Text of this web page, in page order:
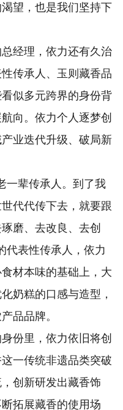
望，也是我们坚持下
经理，依力还有久治
传承人、玉则藏香品
似多元跨界的身份背
向。依力个人逐梦创
业迭代升级、破局新
辈传承人。到了我
代代传下去，就要跟
磨、去改良、去创
代表性传承人，依力
材本味的基础上，大
奶糕的口感与造型，
品品牌。
里，依力依旧将创
一传统非遗品类突破
创新研发出藏香饰
拓展藏香的使用场